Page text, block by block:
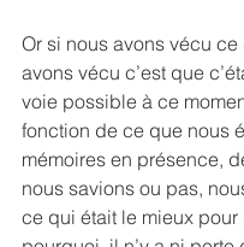
Or si nous avons vécu
avons vécu c’est que
voie possible à ce
fonction de ce que nous
mémoires en présence,
nous savions ou pas,
ce qui était le mieux pour